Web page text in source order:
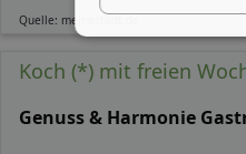
Quelle: meinestadt.de
Koch (*) mit freien
Genuss & Harmonie